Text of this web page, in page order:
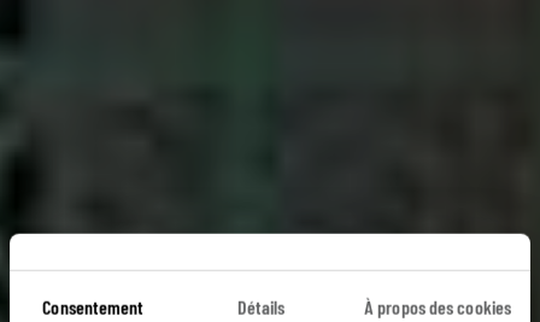
Consentement Détails À propos des cookies